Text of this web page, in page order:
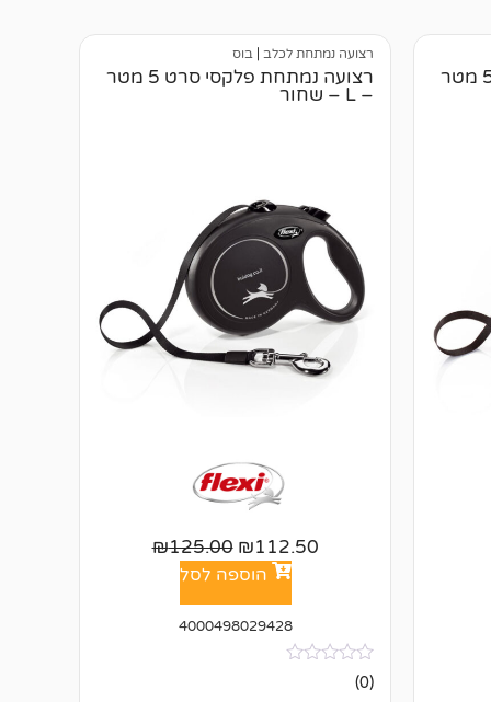
רצועה נמתחת פלקסי סרט 5 מטר
רצועה נמתחת לכלב | בוס
רצועה נמתחת פלקסי סרט 5 מטר
– L – שחור
₪112.50
₪125.00
הוספה לסל
4000498029428
אין
ביקורות
(0)